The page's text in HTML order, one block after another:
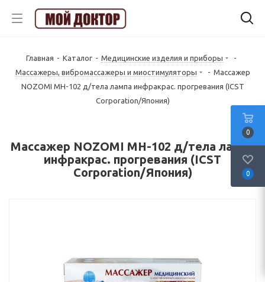
Главная - Каталог - Медицинские изделия и приборы
-
Массажеры, вибромассажеры и миостимуляторы
- Массажер
NOZOMI MH-102 д/тела лампа инфракрас. прогревания (ICST
Corporation/Япония)
Массажер NOZOMI MH-102 д/тела лампа
инфракрас. прогревания (ICST
Corporation/Япония)
0
0